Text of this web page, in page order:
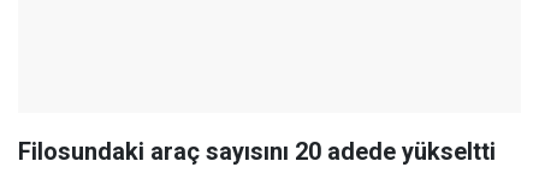
Filosundaki araç sayısını 20 adede yükseltti